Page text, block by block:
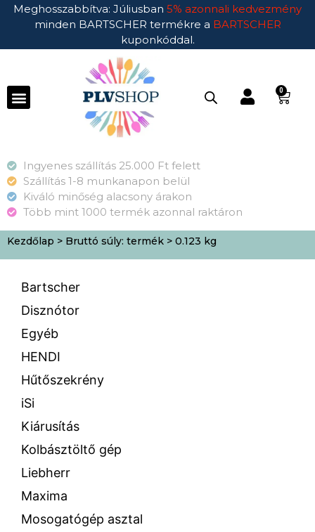
Meghosszabbítva: Júliusban 5% azonnali kedvezmény
minden BARTSCHER termékre a BARTSCHER
kuponkóddal.
0
Ingyenes szállítás 25.000 Ft felett
Szállítás 1-8 munkanapon belül
Kiváló minőség alacsony árakon
Több mint 1000 termék azonnal raktáron
Kezdőlap > Bruttó súly: termék > 0.123 kg
Bartscher
Disznótor
Egyéb
HENDI
Hűtőszekrény
iSi
Kiárusítás
Kolbásztöltő gép
Liebherr
Maxima
Mosogatógép asztal